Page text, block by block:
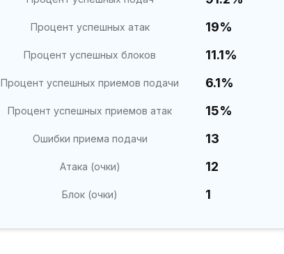
Процент успешных атак
19%
Процент успешных блоков
11.1%
Процент успешных приемов подачи
6.1%
Процент успешных приемов атак
15%
Ошибки приема подачи
13
Атака (очки)
12
Блок (очки) 1